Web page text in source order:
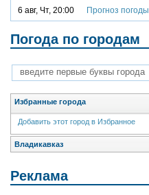
6 авг, Чт, 20:00 Прогноз погоды
Погода по городам
Избранные города
Добавить этот город в Избранное
Владикавказ
Реклама